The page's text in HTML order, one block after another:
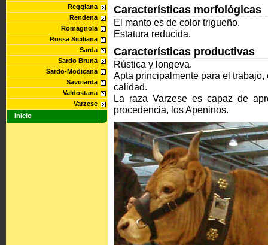
Reggiana
Rendena
Romagnola
Rossa Siciliana
Sarda
Sardo Bruna
Sardo-Modicana
Savoiarda
Valdostana
Varzese
Inicio
Características morfológicas
El manto es de color trigueño.
Estatura reducida.
Características productivas
Rústica y longeva.
Apta principalmente para el
calidad.
La raza Varzese es capaz de
procedencia, los Apeninos.